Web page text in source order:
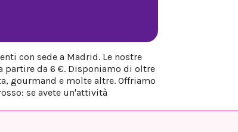
con sede a Madrid. Le nostre
partire da 6 €. Disponiamo di oltre
gourmand e molte altre. Offriamo
se avete un'attività